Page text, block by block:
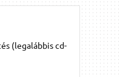
(legalábbis cd-